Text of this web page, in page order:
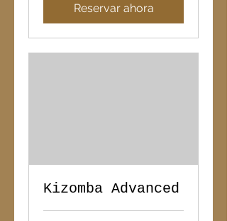
Reservar ahora
Kizomba Advanced